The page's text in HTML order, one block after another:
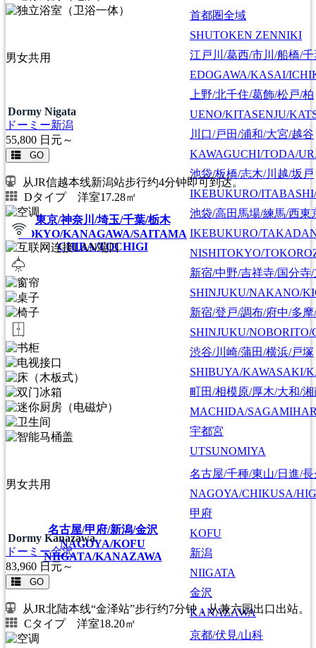
東京/神奈川/埼玉/千葉/栃木
TOKYO/KANAGAWA/SAITAMA
CHIBA/TOCHIGI
首都圏全域
SHUTOKEN ZENNIKI
江戸川/葛西/市川/船橋/千
EDOGAWA/KASAI/
上野/北千住/葛飾/松戸/柏
UENO/KITASENJU/
川口/戸田/浦和/大宮/越谷
KAWAGUCHI/TODA/
池袋/板橋/志木/川越/坂戸
IKEBUKURO/
池袋/高田馬場/練馬/西東
IKEBUKURO/
NISHITOKYO/
新宿/中野/吉祥寺/国分寺
SHINJUKU/NAKANO/
新宿/登戸/調布/府中/多
SHINJUKU/
渋谷/川崎/蒲田/横浜/戸塚
SHIBUYA/KAWASAKI/
町田/相模原/厚木/大和/湘
MACHIDA/
宇都宮
UTSUNOMIYA
名古屋/甲府/新潟/金沢
NAGOYA/KOFU
NIIGATA/KANAZAWA
名古屋/千種/東山/日進/
NAGOYA/CHIKUSA/
甲府
KOFU
新潟
NIIGATA
金沢
KANAZAWA
京都/伏見/山科
男女共用
Dormy Nigata
ドーミー新潟
55,800 日元～
GO
从JR信越本线新潟站步行约4分钟即可到达。
Dタイプ 洋室17.28㎡
男女共用
Dormy Kanazawa
ドーミー金沢
83,960 日元～
GO
从JR北陆本线“金泽站”步行约7分钟，从兼六园出口出站。
Cタイプ 洋室18.20㎡